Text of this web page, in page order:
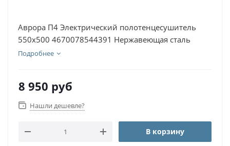
Аврора П4 Электрический полотенцесушитель
550х500 4670078544391 Нержавеющая сталь
Подробнее
8 950 руб
Нашли дешевле?
В корзину